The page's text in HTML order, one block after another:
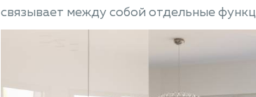
связывает между собой отдельные